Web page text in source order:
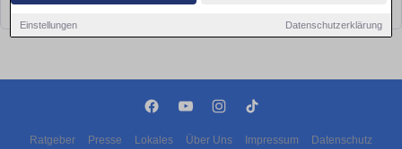
Einstellungen Datenschutzerklärung
bald wieder vorbei!
Ratgeber Presse Lokales Über Uns Impressum Datenschutz